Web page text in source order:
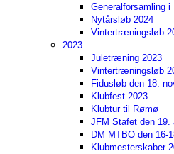
Generalforsamling i
Nytårsløb 2024
Vintertræningsløb
2023
Juletræning 2023
Vintertræningsløb
Fidusløb den 18.
Klubfest 2023
Klubtur til Rømø
JFM Stafet den 19.
DM MTBO den 16-
Klubmesterskaber